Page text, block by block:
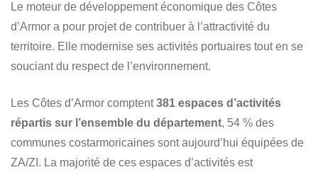
Le moteur de développement économique des Côtes
d’Armor a pour projet de contribuer à l’attractivité du
territoire. Elle modernise ses activités portuaires tout en se
souciant du respect de l’environnement.
Les Côtes d’Armor comptent381 espaces d’activités
répartis sur l’ensemble du département, 54 % des
communes costarmoricaines sont aujourd’hui équipées de
ZA/ZI. La majorité de ces espaces d’activités est